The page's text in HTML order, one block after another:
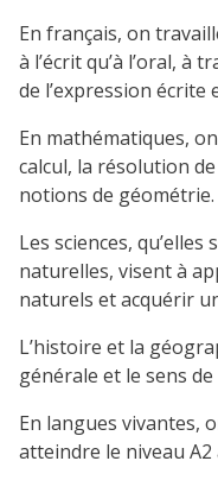
En français, on
à l’écrit qu’à l’oral, à
de l’expression écrite
En mathématiques,
calcul, la résolution
notions de géométrie.
Les sciences,
naturelles, visent à
naturels et acquérir
L’histoire et la
générale et le sens de
En langues vivantes,
atteindre le niveau A2